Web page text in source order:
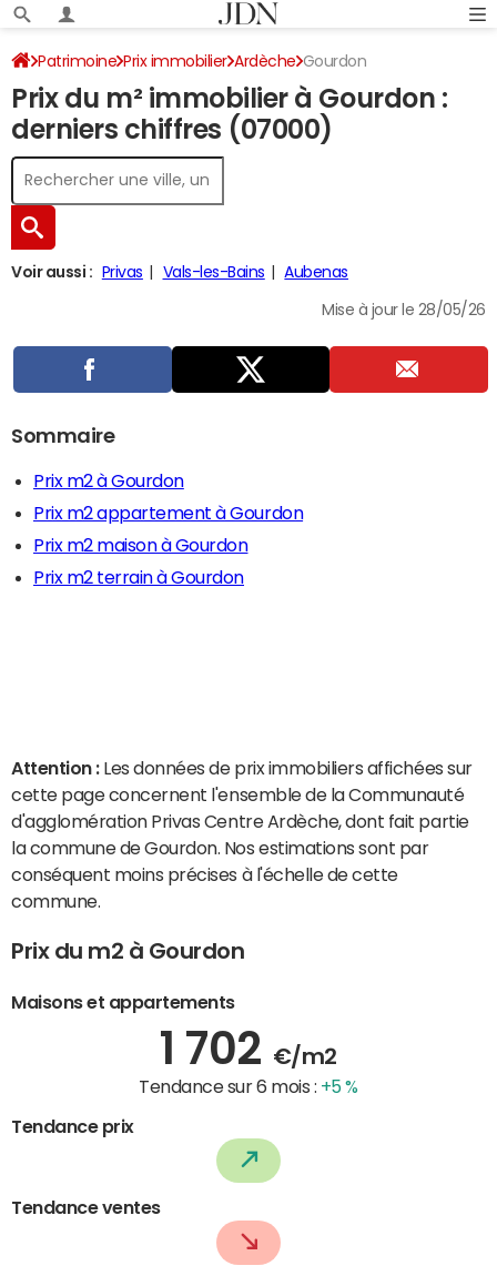
Patrimoine Prix immobilier Ardèche Gourdon
Prix du m² immobilier à Gourdon :
derniers chiffres (07000)
Voir aussi : Privas Vals-les-Bains Aubenas
Mise à jour le 28/05/26
Sommaire
Prix m2 à Gourdon
Prix m2 appartement à Gourdon
Prix m2 maison à Gourdon
Prix m2 terrain à Gourdon
Attention : Les données de prix immobiliers affichées sur
cette page concernent l'ensemble de la Communauté
d'agglomération Privas Centre Ardèche, dont fait partie
la commune de Gourdon. Nos estimations sont par
conséquent moins précises à l'échelle de cette
commune.
Prix du m2 à Gourdon
Maisons et appartements
1 702 €/m2
Tendance sur 6 mois : +5 %
Tendance prix
Tendance ventes